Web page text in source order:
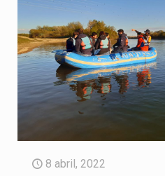
8 abril, 2022